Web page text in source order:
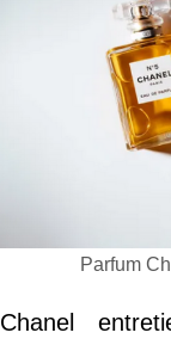
Parfum
Chanel